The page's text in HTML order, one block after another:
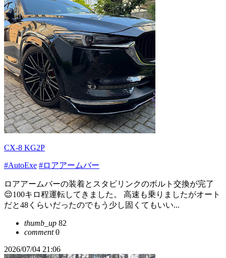
CX-8 KG2P
#AutoExe #ロアアームバー
ロアアームバーの装着とスタビリンクのボルト交換が完了
😌100キロ程運転してきました。 高速も乗りましたがオート
だと48くらいだったのでもう少し固くてもいい...
thumb_up 82
comment0
2026/07/04 21:06